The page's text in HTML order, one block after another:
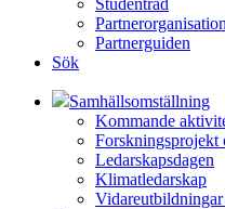
Studentråd
Partnerguiden
Sök
Samhällsomställning
Kommande
Forskningsprojekt
Ledarskapsdagen
Klimatledarskap